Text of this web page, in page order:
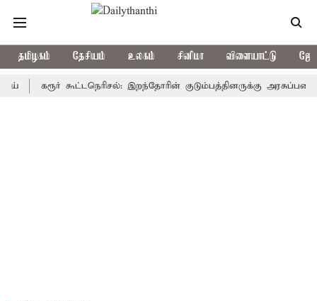
தமிழகம் தேசியம் உலகம் சினிமா விளையாட்டு
கரூர் கூட்டநெரிசல்: இறந்தோரின் குடும்பத்தினருக்கு அரசுப்பணி